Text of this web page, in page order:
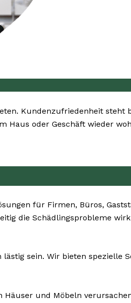
Kundenzufriedenheit steht
Haus oder Geschäft wieder
für Firmen, Büros,
die Schädlingsprobleme
sein. Wir bieten spezielle
und Möbeln